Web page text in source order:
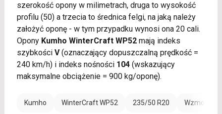
szerokość opony w milimetrach, druga to wysokość
profilu (50) a trzecia to średnica felgi, na jaką należy
założyć oponę - w tym przypadku wynosi ona 20 cali.
Opony Kumho WinterCraft WP52mają indeks
szybkości V(oznaczający dopuszczalną prędkość =
240 km/h) i indeks nośności 104(wskazujący
maksymalne obciążenie = 900 kg/oponę).
Kumho WinterCraft WP52 235/50 R20